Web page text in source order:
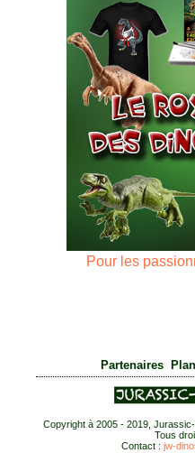
Pour les
Partenaires|
Copyright à 2005 - 2019,
Tous
Contact : jw-